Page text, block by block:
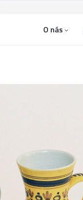
O nás